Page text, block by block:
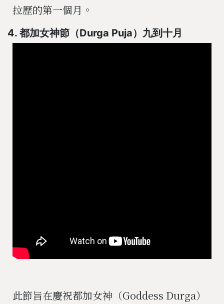
拉歷的第一個月。
4. 都加女神節（Durga Puja）九到十月
此節旨在慶祝都加女神（Goddess Durga）